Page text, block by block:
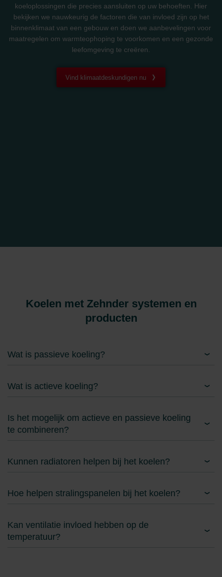
koeloplossingen die precies aansluiten op uw behoeften. Hier
bekijken we nauwkeurig de factoren die van invloed zijn op het
binnenklimaat van een gebouw en doen we aanbevelingen voor
maatregelen om warmteophoping te voorkomen en een gezonde
leefomgeving te creëren.
Vind klimaatdeskundigen nu
Koelen met Zehnder systemen en
producten
Wat is passieve koeling?
Wat is actieve koeling?
Is het mogelijk om actieve en passieve koeling
te combineren?
Kunnen radiatoren helpen bij het koelen?
Hoe helpen stralingspanelen bij het koelen?
Kan ventilatie invloed hebben op de
temperatuur?